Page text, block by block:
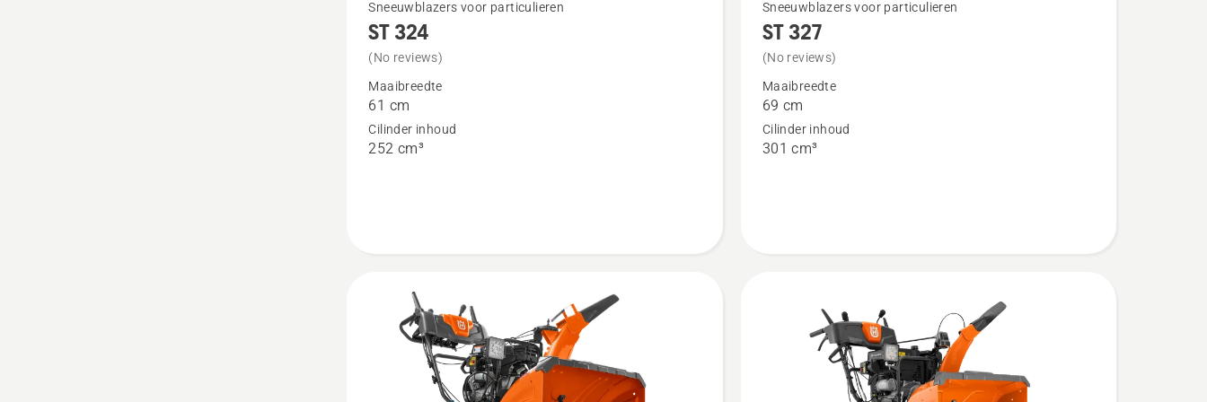
Bekijk
meer
details
over
ST 324
Sneeuwblazers voor particulieren
ST 324
(No reviews)
Maaibreedte
61 cm
Cilinder inhoud
252 cm³
Bekijk
meer
details
over
ST 327
Sneeuwblazers voor particulieren
ST 327
(No reviews)
Maaibreedte
69 cm
Cilinder inhoud
301 cm³